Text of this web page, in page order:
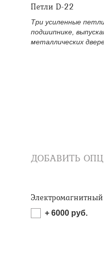
Петли D-22
Три усиленные
подшипнике,
металлических
ДОБАВИТЬ
+ 6000 руб.